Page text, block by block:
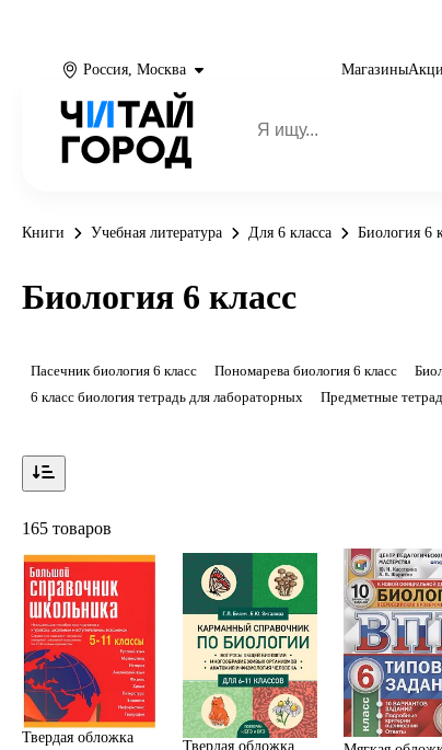
Россия, Москва Магазины
Книги Учебная литература Для 6 класса Биология 6
Биология 6 класс
Пасечник биология 6 класс Пономарева биология 6 класс
6 класс биология тетрадь для лабораторных
Предметные
165 товаров
Твердая обложка
Твердая обложка